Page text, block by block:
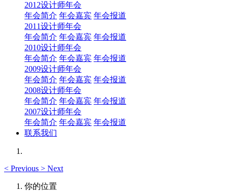
2012设计师年会
年会简介 年会嘉宾 年会报道
2011设计师年会
年会简介 年会嘉宾 年会报道
2010设计师年会
年会简介 年会嘉宾 年会报道
2009设计师年会
年会简介 年会嘉宾 年会报道
2008设计师年会
年会简介 年会嘉宾 年会报道
2007设计师年会
年会简介 年会嘉宾 年会报道
联系我们
< Previous > Next
你的位置